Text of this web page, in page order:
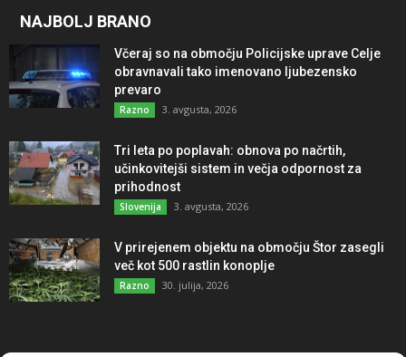
NAJBOLJ BRANO
Včeraj so na območju Policijske uprave Celje
obravnavali tako imenovano ljubezensko
prevaro
Razno 3. avgusta, 2026
Tri leta po poplavah: obnova po načrtih,
učinkovitejši sistem in večja odpornost za
prihodnost
Slovenija 3. avgusta, 2026
V prirejenem objektu na območju Štor zasegli
več kot 500 rastlin konoplje
Razno 30. julija, 2026